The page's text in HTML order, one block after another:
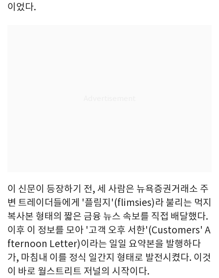
이었다.
이 신문이 등장하기 전, 세 사람은 뉴욕증권거래소 주
변 트레이더들에게 '플림지'(flimsies)라 불리는 먹지
복사본 형태의 짧은 금융 뉴스 속보를 직접 배달했다.
이후 이 정보를 모아 '고객 오후 서한'(Customers' A
fternoon Letter)이라는 일일 요약본을 발행하다
가, 마침내 이를 정식 일간지 형태로 발전시켰다. 이것
이 바로 월스트리트 저널의 시작이다.